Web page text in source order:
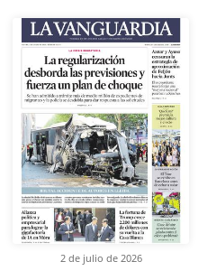
2 de julio de 2026